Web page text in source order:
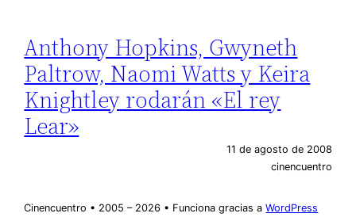
Anthony Hopkins, Gwyneth
Paltrow, Naomi Watts y Keira
Knightley rodarán «El rey
Lear»
11 de agosto de 2008
cinencuentro
Cinencuentro • 2005 – 2026 • Funciona gracias aWordPress